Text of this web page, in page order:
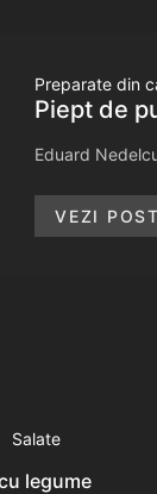
Preparate din
Piept de
Eduard
VEZI
Salate
legume